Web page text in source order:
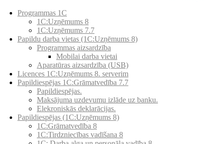
Programmas 1C
1C:Uzņēmums 8
1C:Uzņēmums 7.7
Papildu darba vietas (1C:Uzņēmums 8)
Programmas aizsardzība
Mobilai darba vietai
Aparatūras aizsardzība (USB)
Licences 1C:Uzņēmums 8. serverim
Papildiespējas 1C:Grāmatvedība 7.7
Papildiespējas.
Maksājuma uzdevumu izlāde uz banku.
Elekroniskās deklarācijas.
Papildiespējas (1C:Uzņēmums 8)
1C:Grāmatvedība 8
1C:Tirdzniecības vadīšana 8